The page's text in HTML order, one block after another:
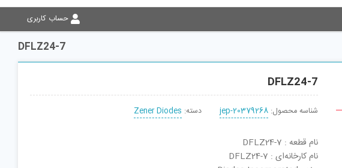
حساب کاربری
DFLZ24-7
DFLZ24-7
شناسه محصول: jep-20379268 دسته: Zener Diodes
نام قطعه : DFLZ24-7
نام کارخانه‌ای : DFLZ24-7